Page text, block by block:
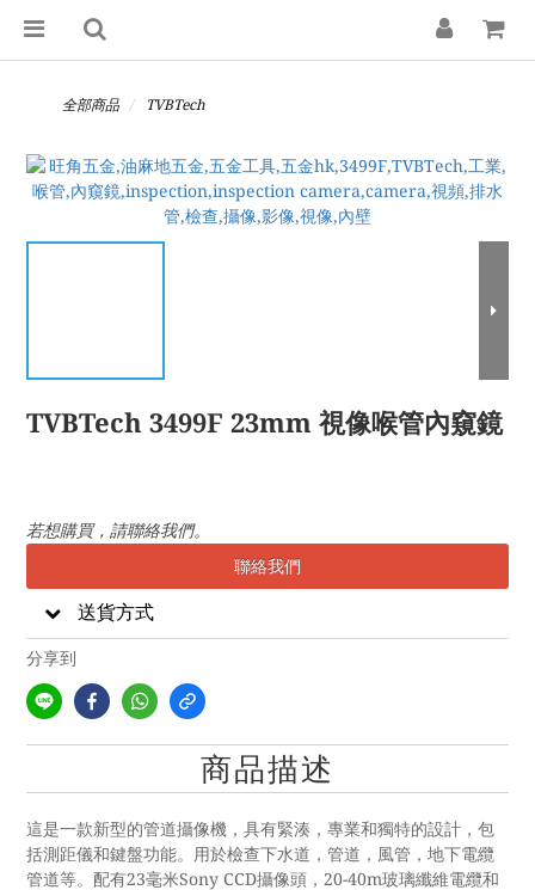
全部商品 TVBTech
TVBTech 3499F 23mm 視像喉管內窺鏡
若想購買，請聯絡我們。
聯絡我們
送貨方式
分享到
商品描述
這是一款新型的管道攝像機，具有緊湊，專業和獨特的設計，包
括測距儀和鍵盤功能。用於檢查下水道，管道，風管，地下電纜
管道等。配有23毫米Sony CCD攝像頭，20-40m玻璃纖維電纜和